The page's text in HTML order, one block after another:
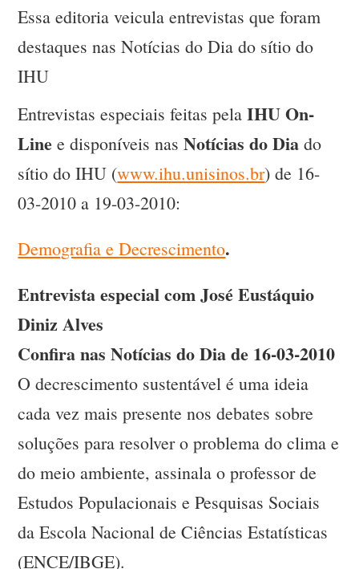
Essa editoria veicula entrevistas que foram
destaques nas Notícias do Dia do sítio do
IHU
Entrevistas especiais feitas pelaIHU On-
Line e disponíveis nasNotícias do Dia do
sítio do IHU (www.ihu.unisinos.br) de 16-
03-2010 a 19-03-2010:
Demografia e Decrescimento.
Entrevista especial comJosé Eustáquio
Diniz Alves
Confira nas Notícias do Dia de 16-03-2010
O decrescimento sustentável é uma ideia
cada vez mais presente nos debates sobre
soluções para resolver o problema do clima e
do meio ambiente, assinala o professor de
Estudos Populacionais e Pesquisas Sociais
da Escola Nacional de Ciências Estatísticas
(ENCE/IBGE).